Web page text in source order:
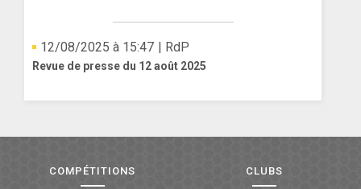
12/08/2025 à 15:47 | RdP
Revue de presse du 12 août 2025
COMPÉTITIONS CLUBS